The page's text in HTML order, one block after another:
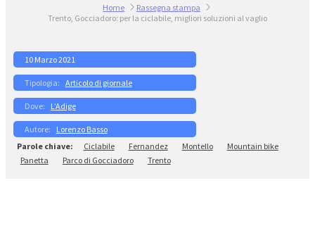
Home
Rassegna stampa
Trento, Gocciadoro: per la ciclabile, migliori soluzioni al vaglio
10 Marzo 2021
Articolo di giornale
L’Adige
Lorenzo Basso
Ciclabile
Fernandez Montello
Mountain bike
Panetta
Parco di Gocciadoro Trento